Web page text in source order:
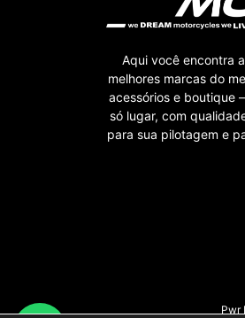
Aqui você encontra
melhores marcas do
acessórios e boutique
só lugar, com
para sua pilotagem e
Pwr